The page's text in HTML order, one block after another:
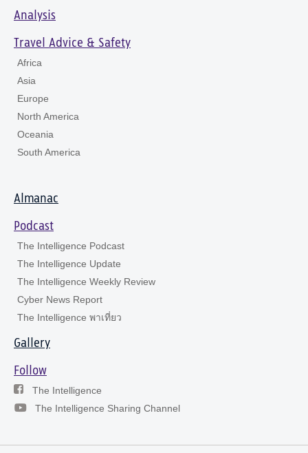
Analysis
Travel Advice & Safety
Africa
Asia
Europe
North America
Oceania
South America
Almanac
Podcast
The Intelligence Podcast
The Intelligence Update
The Intelligence Weekly Review
Cyber News Report
The Intelligence พาเที่ยว
Gallery
Follow
The Intelligence
The Intelligence Sharing Channel